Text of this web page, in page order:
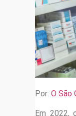
Por: O São
Em 2022,